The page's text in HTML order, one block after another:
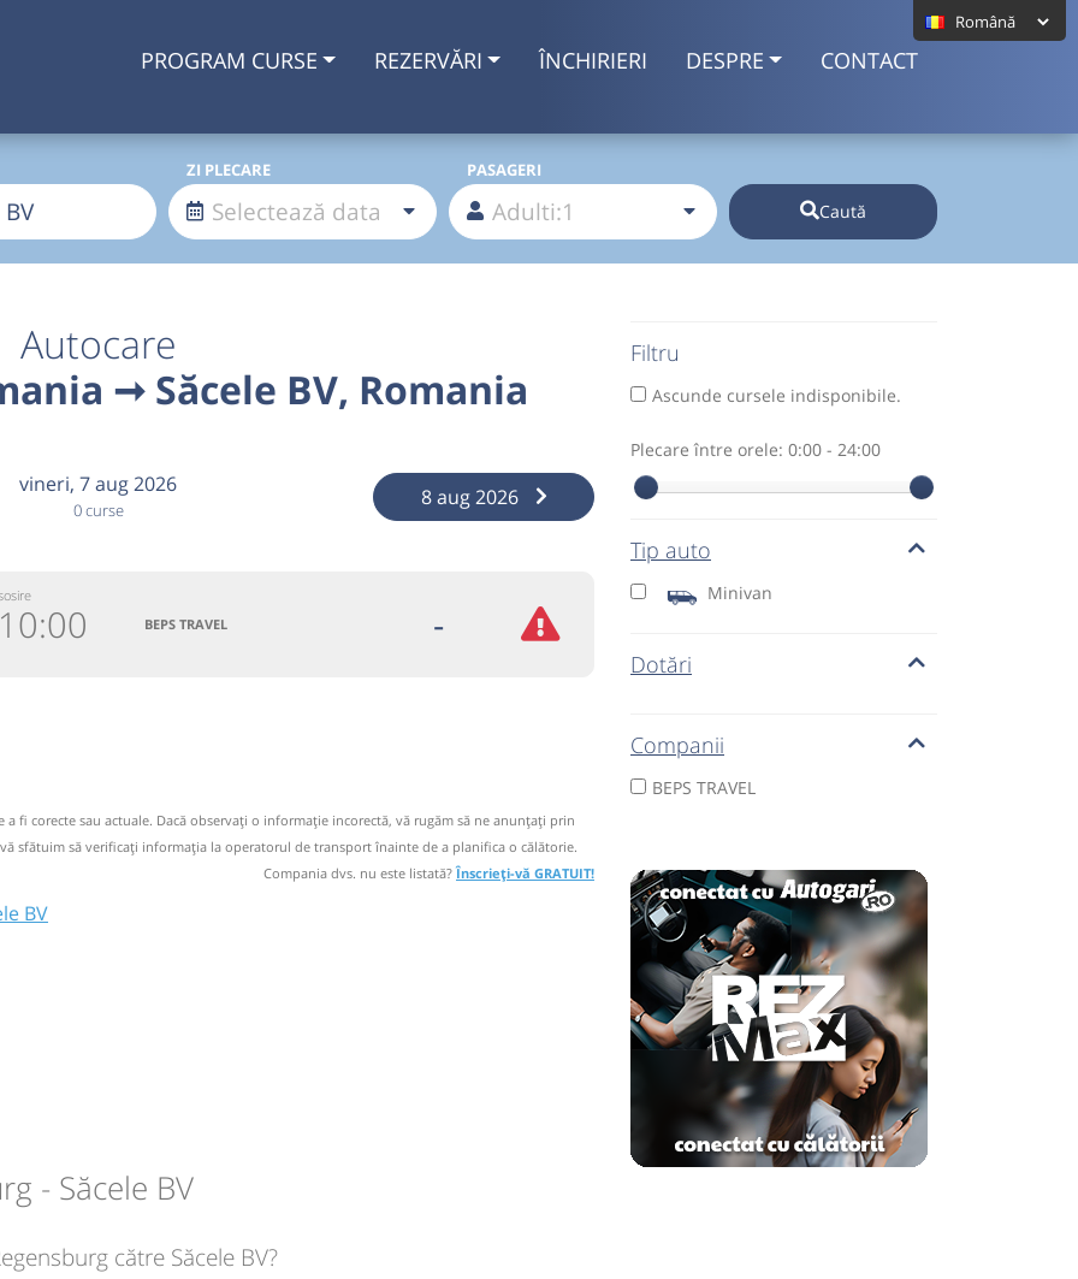
PROGRAM CURSE REZERVĂRI ÎNCHIRIERI DESPRE CONTACT
ZI PLECARE PASAGERI
Caută
Filtru
Ascunde cursele indisponibile.
Plecare între orele: 0:00 - 24:00
Tip auto
Minivan
Dotări
Companii
BEPS TRAVEL
Autocare
➞ Săcele BV, Romania
vineri, 7 aug 2026
0 curse 8 aug 2026
10:00 BEPS TRAVEL -
fi corecte sau actuale. Dacă observați o informaţie incorectă, vă rugăm să ne anunțați prin
sfătuim să verificaţi informaţia la operatorul de transport înainte de a planifica o călătorie.
Compania dvs. nu este listată?Înscrieți-vă GRATUIT!
BV
- Săcele BV
către Săcele BV?